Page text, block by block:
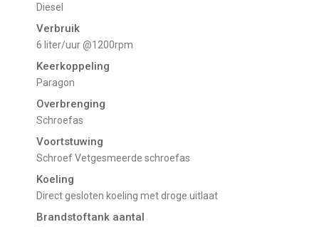
Diesel
Verbruik
6 liter/uur @1200rpm
Keerkoppeling
Paragon
Overbrenging
Schroefas
Voortstuwing
schroef Vetgesmeerde schroefas
Koeling
direct gesloten koeling met droge uitlaat
Brandstoftank aantal